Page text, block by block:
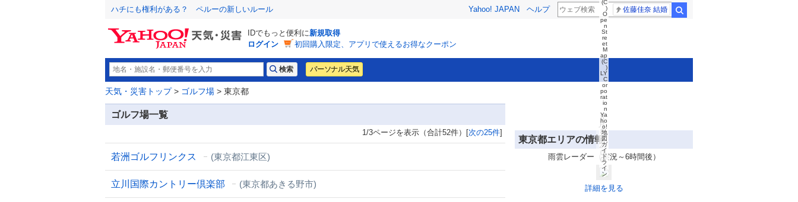
ハチにも権利がある？ ペルーの新しいルール Yahoo! JAPAN ヘルプ 佐藤佳奈 結婚
IDでもっと便利に新規取得
ログイン
初回購入限定、アプリで使えるお得なクーポン
パーソナル天気
天気・災害トップ> ゴルフ場 > 東京都
ゴルフ場一覧
1/3ページを表示（合計52件）[次の25件]
若洲ゴルフリンクス (東京都江東区)
立川国際カントリー倶楽部 (東京都あきる野市)
東京都エリアの情報
雨雲レーダー（実況～6時間後）
8
月
8
日
2:
0
0
(C
)
O
pe
n
St
re
et
M
ap
(C
)
LY
C
or
po
rat
io
n
Ya
ho
o!
地
図
ガ
イ
ド
ラ
イ
ン
詳細を見る